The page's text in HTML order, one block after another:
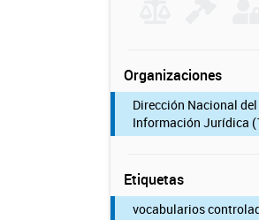
Organizaciones
Dirección Nacional
Información Jurídica
Etiquetas
vocabularios